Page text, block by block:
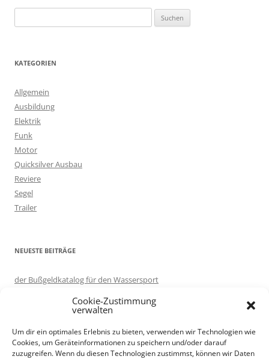
u
KATEGORIEN
Allgemein
Ausbildung
Elektrik
Funk
Motor
Quicksilver Ausbau
Reviere
Segel
Trailer
NEUESTE BEITRÄGE
der Bußgeldkatalog für den Wassersport
Motorboot ausprobieren – auf Korfu
Trailer renovieren
Cookie-Zustimmung
verwalten
Um dir ein optimales Erlebnis zu bieten, verwenden wir Technologien wie
Cookies, um Geräteinformationen zu speichern und/oder darauf
zuzugreifen. Wenn du diesen Technologien zustimmst, können wir Daten